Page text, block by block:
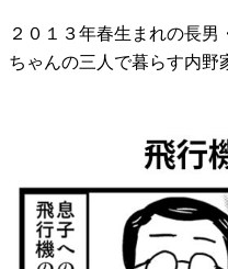
２０１３年春生まれの長
ちゃんの三人で暮らす内野